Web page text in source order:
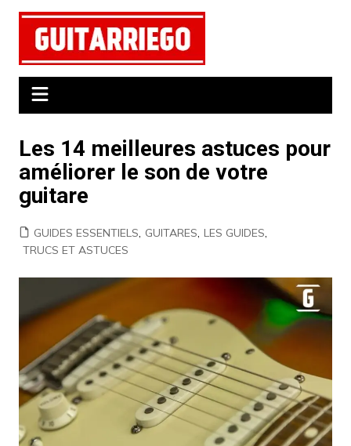
Aller
contenu
Les 14 meilleures astuces pour
améliorer le son de votre
guitare
GUIDES ESSENTIELS, GUITARES, LES GUIDES,
TRUCS ET ASTUCES